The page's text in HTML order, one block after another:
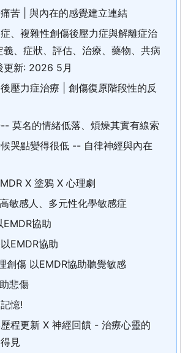
苦 | 與內在的感覺建立連結
、複雜性創傷後壓力症與解離症治
義、症狀、評估、治療、藥物、共病
更新: 2026 5月
壓力症治療 | 創傷復原階段性的反
莫名的情緒低落、煩燥其實有線索
哭點變得很低 -- 自律神經與內在
X 塗鴉 X 心理劇
敏感人、多元性化學敏感症
協助
EMDR協助
創傷 以EMDR協助聽覺敏感
悲傷
憶!
程更新 X 神經回饋 - 治療心靈的
見